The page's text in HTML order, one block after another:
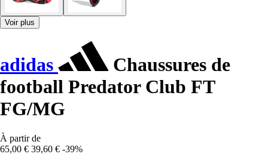
Voir plus
adidas
Chaussures de
football Predator Club FT
FG/MG
À partir de
65,00 € 39,60 € -39%